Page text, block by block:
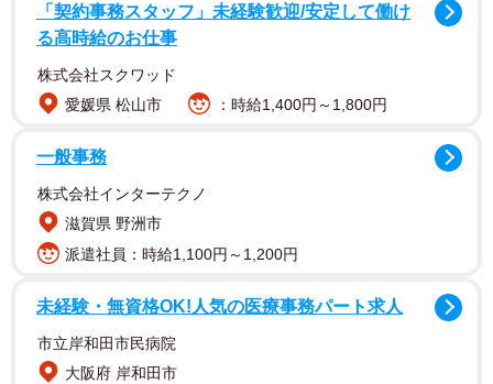
「契約事務スタッフ」未経験歓迎/安定して働け
る高時給のお仕事
株式会社スクワッド
愛媛県 松山市
：時給1,400円～1,800円
一般事務
株式会社インターテクノ
滋賀県 野洲市
派遣社員：時給1,100円～1,200円
未経験・無資格OK!人気の医療事務パート求人
市立岸和田市民病院
大阪府 岸和田市